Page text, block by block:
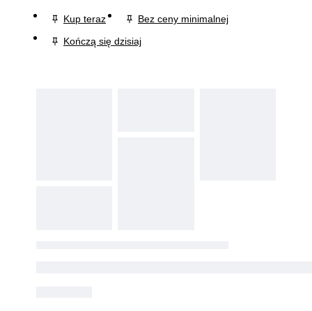
Kup teraz
Bez ceny minimalnej
Kończą się dzisiaj